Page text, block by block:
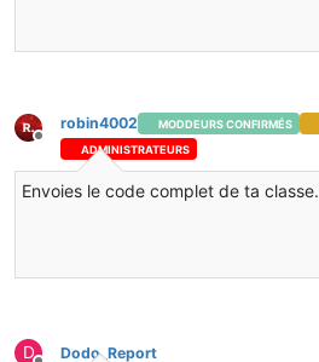
Hors-ligne
robin4002 MODDEURS CONFIRMÉS
ADMINISTRATEURS
Envoies le code complet de ta classe.
D Dodo_Report